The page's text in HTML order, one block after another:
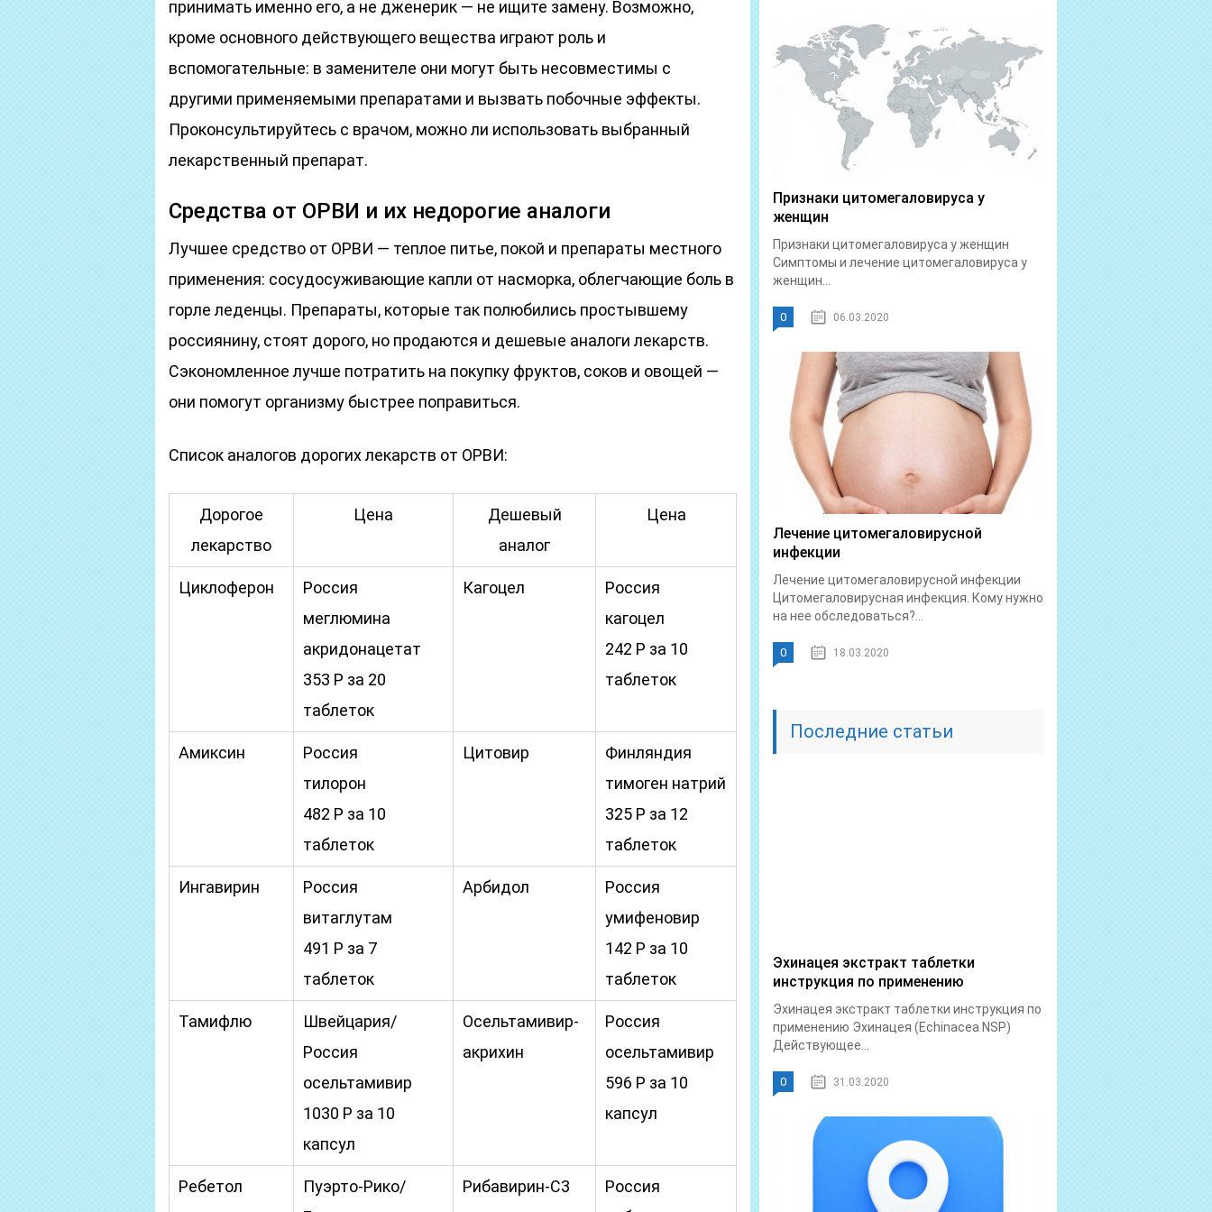
принимать именно его, а не дженерик — не ищите замену. Возможно,
кроме основного действующего вещества играют роль и
вспомогательные: в заменителе они могут быть несовместимы с
другими применяемыми препаратами и вызвать побочные эффекты.
Проконсультируйтесь с врачом, можно ли использовать выбранный
лекарственный препарат.
Средства от ОРВИ и их недорогие аналоги
Лучшее средство от ОРВИ — теплое питье, покой и препараты местного
применения: сосудосуживающие капли от насморка, облегчающие боль в
горле леденцы. Препараты, которые так полюбились простывшему
россиянину, стоят дорого, но продаются и дешевые аналоги лекарств.
Сэкономленное лучше потратить на покупку фруктов, соков и овощей —
они помогут организму быстрее поправиться.
Список аналогов дорогих лекарств от ОРВИ:
Дорогое
лекарство
Цена
Дешевый
аналог
Цена
Циклоферон
Россия
меглюмина
акридонацетат
353 Р за 20
таблеток
Кагоцел
Россия
кагоцел
242 Р за 10
таблеток
Амиксин
Россия
тилорон
482 Р за 10
таблеток
Цитовир
Финляндия
тимоген натрий
325 Р за 12
таблеток
Ингавирин
Россия
витаглутам
491 Р за 7
таблеток
Арбидол
Россия
умифеновир
142 Р за 10
таблеток
Тамифлю
Швейцария/
Россия
осельтамивир
1030 Р за 10
капсул
Осельтамивир-
акрихин
Россия
осельтамивир
596 Р за 10
капсул
Ребетол
Пуэрто-Рико/
Рибавирин-С3
Россия
Признаки цитомегаловируса у
женщин
Признаки цитомегаловируса у женщин
Симптомы и лечение цитомегаловируса у
женщин...
0 06.03.2020
Лечение цитомегаловирусной
инфекции
Лечение цитомегаловирусной инфекции
Цитомегаловирусная инфекция. Кому нужно
на нее обследоваться?...
0 18.03.2020
Последние статьи
Эхинацея экстракт таблетки
инструкция по применению
Эхинацея экстракт таблетки инструкция по
применению Эхинацея (Echinacea NSP)
Действующее...
0 31.03.2020